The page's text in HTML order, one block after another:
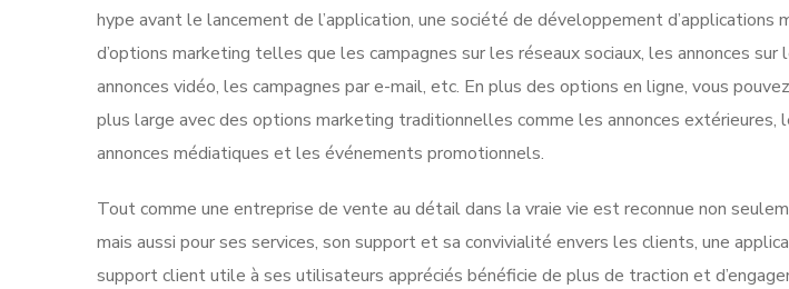
hype avant le lancement de l’application, une société de développement d’applications
d’options marketing telles que les campagnes sur les réseaux sociaux, les annonces
annonces vidéo, les campagnes par e-mail, etc. En plus des options en ligne, vous
plus large avec des options marketing traditionnelles comme les annonces extérieures,
annonces médiatiques et les événements promotionnels.
Tout comme une entreprise de vente au détail dans la vraie vie est reconnue non
mais aussi pour ses services, son support et sa convivialité envers les clients, une
support client utile à ses utilisateurs appréciés bénéficie de plus de traction et